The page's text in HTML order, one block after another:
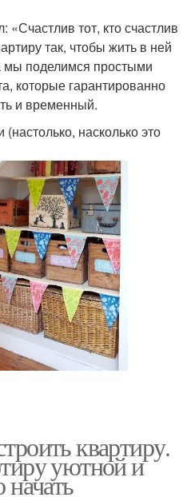
«Счастлив тот, кто счастлив
так, чтобы жить в ней
поделимся простыми
которые гарантированно
и временный.
насколько это
квартиру.
уютной и
начать